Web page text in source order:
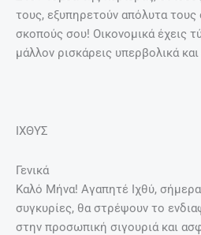
τους, εξυπηρετούν απόλυτα τους
σκοπούς σου! Οικονομικά έχεις
μάλλον ρισκάρεις υπερβολικά
ΙΧΘΥΣ
Γενικά
Καλό Μήνα! Αγαπητέ Ιχθύ, σήμερα
συγκυρίες, θα στρέψουν το
στην προσωπική σιγουριά και